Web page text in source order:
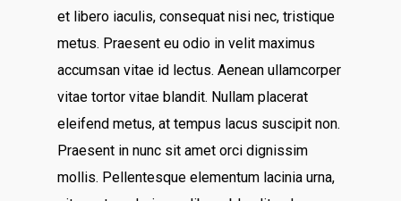
et libero iaculis, consequat nisi nec, tristique
metus. Praesent eu odio in velit maximus
accumsan vitae id lectus. Aenean ullamcorper
vitae tortor vitae blandit. Nullam placerat
eleifend metus, at tempus lacus suscipit non.
Praesent in nunc sit amet orci dignissim
mollis. Pellentesque elementum lacinia urna,